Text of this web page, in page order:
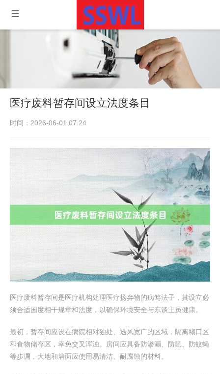
医疗废料暂存间设立法度条目
时间：2026-06-01 07:24
医疗废料暂存间是医疗机构处理医疗扬弃物的病笃法子，其设立必
须合适国度相干规章和法度，以确保环境安全与东谈主员健康。
最初，暂存间应设在病院相对独处、透风宽广的区域，隔离糊口区
和食物储存区，幸免交叉浑浊。房间应具备防渗漏、防鼠、防蚊蝇
等步调，大地和墙面应使用易清洁、耐腐蚀的材料。